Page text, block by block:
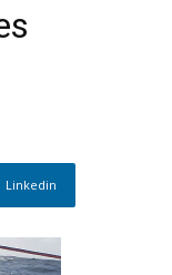
Linkedin